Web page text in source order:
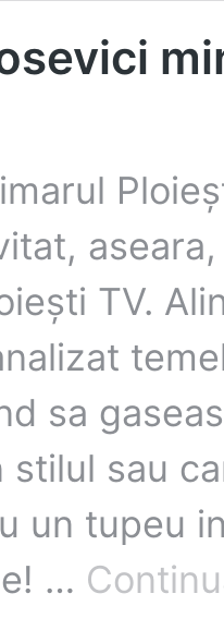
TV.
sa
stilul sau
un tupeu
…